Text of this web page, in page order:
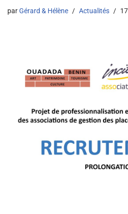
parGérard & Hélène Actualités